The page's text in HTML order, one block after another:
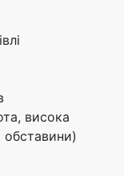
висока
обставини)